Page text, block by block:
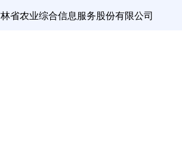
省农业综合信息服务股份有限公司